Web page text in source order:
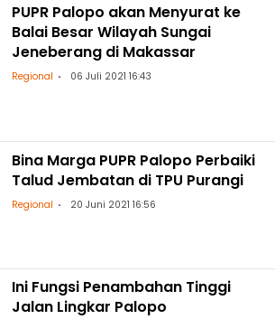
PUPR Palopo akan Menyurat ke
Balai Besar Wilayah Sungai
Jeneberang di Makassar
Regional 06 Juli 2021 16:43
Bina Marga PUPR Palopo Perbaiki
Talud Jembatan di TPU Purangi
Regional 20 Juni 2021 16:56
Ini Fungsi Penambahan Tinggi
Jalan Lingkar Palopo